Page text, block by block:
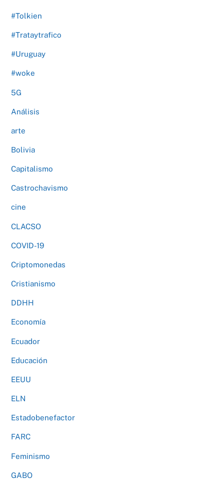
#Tolkien
#Trataytrafico
#Uruguay
#woke
5G
Análisis
arte
Bolivia
Capitalismo
Castrochavismo
cine
CLACSO
COVID-19
Criptomonedas
Cristianismo
DDHH
Economía
Ecuador
Educación
EEUU
ELN
Estadobenefactor
FARC
Feminismo
GABO